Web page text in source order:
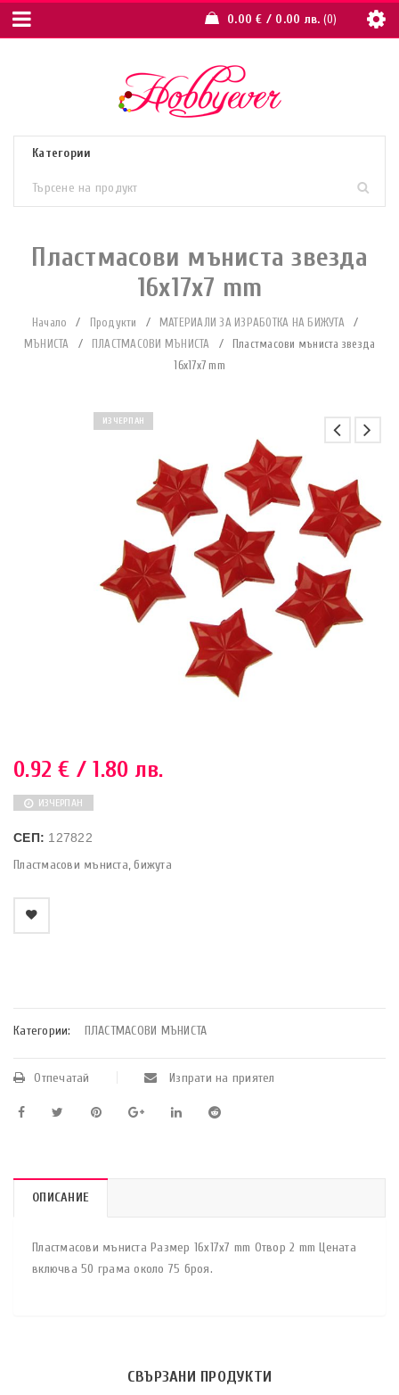
0.00€ / 0.00 лв. 0
Пластмасови мъниста звезда
16х17х7 mm
Начало / Продукти / МАТЕРИАЛИ ЗА ИЗРАБОТКА НА БИЖУТА
/
МЪНИСТА
/ ПЛАСТМАСОВИ МЪНИСТА /
Пластмасови мъниста звезда
16х17х7 mm
ИЗЧЕРПАН
0.92€ / 1.80 лв.
ИЗЧЕРПАН
СЕП: 127822
Пластмасови мъниста, бижута
Категории: ПЛАСТМАСОВИ МЪНИСТА
Отпечатай Изпрати на приятел
ОПИСАНИЕ
Пластмасови мъниста Размер 16х17х7 mm Отвор 2 mm Цената
включва 50 грама около 75 броя.
СВЪРЗАНИ ПРОДУКТИ